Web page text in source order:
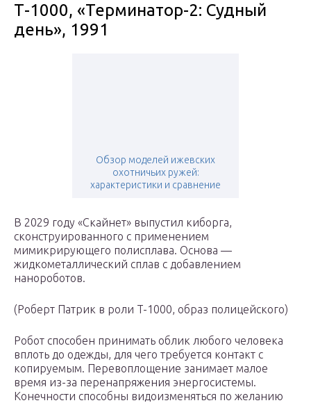
Т-1000, «Терминатор-2: Судный
день», 1991
Обзор моделей ижевских
охотничьих ружей:
характеристики и сравнение
В 2029 году «Скайнет» выпустил киборга,
сконструированного с применением
мимикрирующего полисплава. Основа —
жидкометаллический сплав с добавлением
нанороботов.
(Роберт Патрик в роли T-1000, образ полицейского)
Робот способен принимать облик любого человека
вплоть до одежды, для чего требуется контакт с
копируемым. Перевоплощение занимает малое
время из-за перенапряжения энергосистемы.
Конечности способны видоизменяться по желанию